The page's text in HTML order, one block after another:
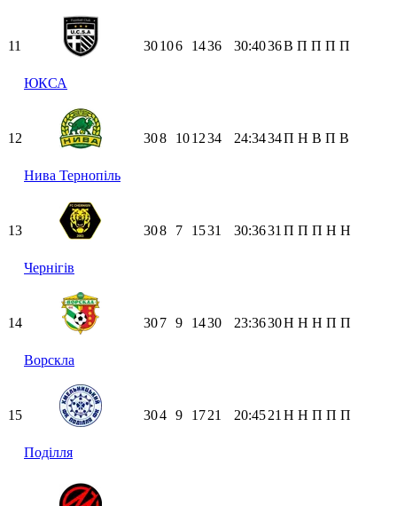
11
ЮКСА
30106 1436 30:4036В П П П П
12
Нива Тернопіль
308 101234 24:3434П Н В П В
13
Чернігів
308 7 1531 30:3631 П П П Н Н
14
Ворскла
307 9 1430 23:3630Н Н Н П П
15
Поділля
304 9 1721 20:4521 Н Н П П П